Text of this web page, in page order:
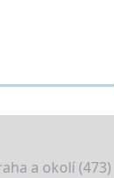
a okolí (473)